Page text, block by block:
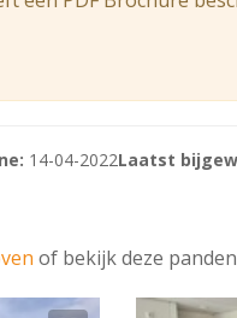
Hurk
ex. btw per maand
14-04-2022Laatst
of bekijk deze